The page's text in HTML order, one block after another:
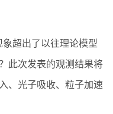
超出了以往理论模型
此次发表的观测结果将
、光子吸收、粒子加速